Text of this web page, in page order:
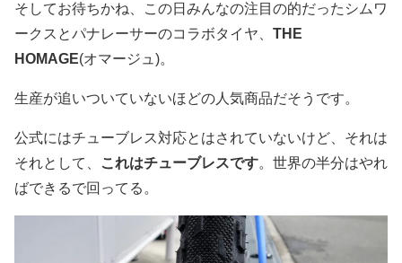
そしてお待ちかね、この日みんなの注目の的だったシムワ
ークスとパナレーサーのコラボタイヤ、 THE
HOMAGE(オマージュ)。
生産が追いついていないほどの人気商品だそうです。
公式にはチューブレス対応とはされていないけど、それは
それとして、
これはチューブレスです。世界の半分はやれ
ばできるで回ってる。